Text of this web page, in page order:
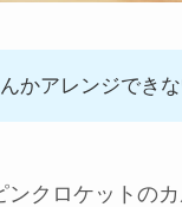
かアレンジでき
ンクロケットの